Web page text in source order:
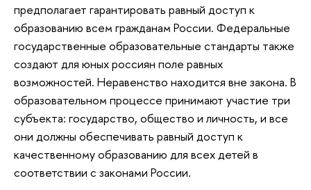
предполагает гарантировать равный доступ к
образованию всем гражданам России. Федеральные
государственные образовательные стандарты также
создают для юных россиян поле равных
возможностей. Неравенство находится вне закона. В
образовательном процессе принимают участие три
субъекта: государство, общество и личность, и все
они должны обеспечивать равный доступ к
качественному образованию для всех детей в
соответствии с законами России.